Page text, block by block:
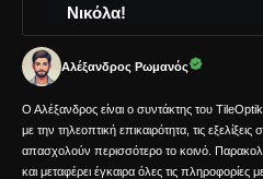
Νικόλα!
Αλέξανδρος Ρωμανός
Ο Αλέξανδρος είναι ο συντάκτης του
με την τηλεοπτική επικαιρότητα, τις
απασχολούν περισσότερο το κοινό.
και μεταφέρει έγκαιρα όλες τις πληροφορίες